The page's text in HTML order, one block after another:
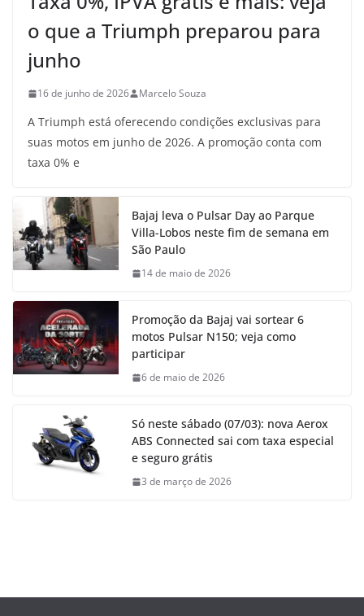
o que a Triumph preparou para
junho
16 de junho de 2026 Marcelo Souza
A Triumph está oferecendo condições exclusivas para
suas motos em junho de 2026. A promoção conta com
taxa 0% e
Bajaj leva o Pulsar Day ao Parque
Villa-Lobos neste fim de semana em
São Paulo
14 de maio de 2026
Promoção da Bajaj vai sortear 6
motos Pulsar N150; veja como
participar
6 de maio de 2026
Só neste sábado (07/03): nova Aerox
ABS Connected sai com taxa especial
e seguro grátis
3 de março de 2026